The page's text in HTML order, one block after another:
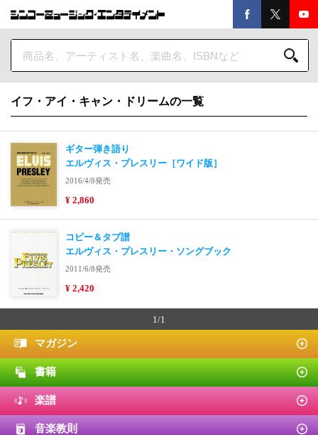
イフ・アイ・キャン・ドリームの一覧
ギター弾き語り
エルヴィス・プレスリー［ワイド版］
2016/4/8発売
¥ 2,860
コピー＆タブ譜
エルヴィス・プレスリー・ソングブック
2011/6/8発売
¥ 2,420
1/1
マガジン
書籍
楽譜
音楽教則